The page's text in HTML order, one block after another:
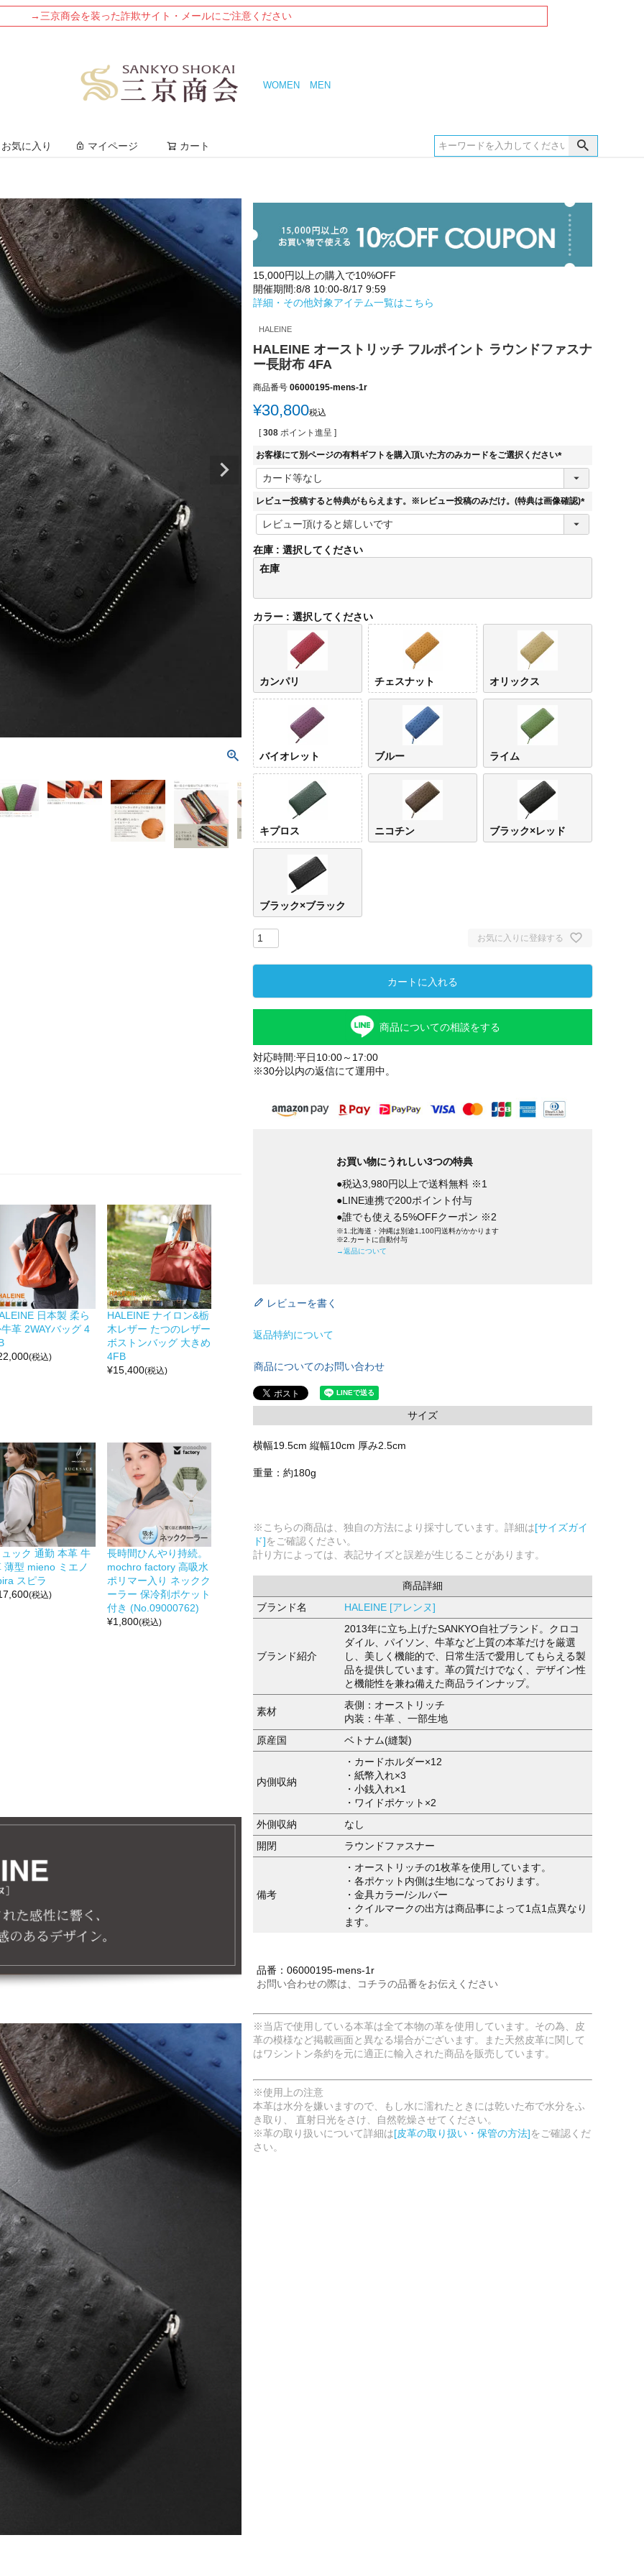
→三京商会を装った詐欺サイト・メールにご注意ください
WOMEN MEN
お気に入り マイページ カート
日本製 柔ら
革 2WAYバッグ 4
(税込)
HALEINE ナイロン&栃
木レザー たつのレザー
ボストンバッグ 大きめ
4FB
¥15,400(税込)
ック 通勤 本革 牛
薄型 mieno ミエノ
スピラ
(税込)
長時間ひんやり持続。
mochro factory 高吸水
ポリマー入り ネックク
ーラー 保冷剤ポケット
付き (No.09000762)
¥1,800(税込)
15,000円以上の購入で10%OFF
開催期間:8/8 10:00-8/17 9:59
詳細・その他対象アイテム一覧はこちら
HALEINE
HALEINE オーストリッチ フルポイント ラウンドファスナ
ー長財布 4FA
商品番号 06000195-mens-1r
¥30,800税込
[ 308 ポイント進呈 ]
お客様にて別ページの有料ギフトを購入頂いた方のみカードをご選択ください
(
須
レビュー投稿すると特典がもらえます。※レビュー投稿のみだけ。(特典は画像確認)
(
)
在庫
選択してください
在庫
カラー 選択してください
カンパリ チェスナット オリックス
バイオレット ブルー ライム
キプロス ニコチン ブラック×レッド
ブラック×ブラック
お気に入りに登録する
カートに入れる
商品についての相談をする
対応時間:平日10:00～17:00
※30分以内の返信にて運用中。
お買い物にうれしい3つの特典
●税込3,980円以上で送料無料 ※1
●LINE連携で200ポイント付与
●誰でも使える5%OFFクーポン ※2
※1.北海道・沖縄は別途1,100円送料がかかります
※2.カートに自動付与
→返品について
レビューを書く
返品特約について
商品についてのお問い合わせ
サイズ
横幅19.5cm 縦幅10cm 厚み2.5cm
重量：約180g
※こちらの商品は、独自の方法により採寸しています。詳細は[サイズガイ
ド]をご確認ください。
計り方によっては、表記サイズと誤差が生じることがあります。
商品詳細
ブランド名
HALEINE [アレンヌ]
ブランド紹介
2013年に立ち上げたSANKYO自社ブランド。クロコ
ダイル、パイソン、牛革など上質の本革だけを厳選
し、美しく機能的で、日常生活で愛用してもらえる製
品を提供しています。革の質だけでなく、デザイン性
と機能性を兼ね備えた商品ラインナップ。
素材
表側：オーストリッチ
内装：牛革 、一部生地
原産国
ベトナム(縫製)
内側収納
・カードホルダー×12
・紙幣入れ×3
・小銭入れ×1
・ワイドポケット×2
外側収納
なし
開閉
ラウンドファスナー
備考
・オーストリッチの1枚革を使用しています。
・各ポケット内側は生地になっております。
・金具カラー/シルバー
・クイルマークの出方は商品事によって1点1点異なり
ます。
品番：06000195-mens-1r
お問い合わせの際は、コチラの品番をお伝えください
※当店で使用している本革は全て本物の革を使用しています。その為、皮
革の模様など掲載画面と異なる場合がございます。また天然皮革に関して
はワシントン条約を元に適正に輸入された商品を販売しています。
※使用上の注意
本革は水分を嫌いますので、もし水に濡れたときには乾いた布で水分をふ
き取り、 直射日光をさけ、自然乾燥させてください。
※革の取り扱いについて詳細は[皮革の取り扱い・保管の方法]をご確認くだ
さい。